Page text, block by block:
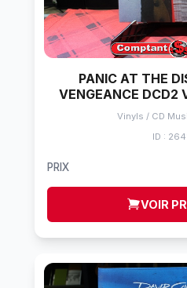
PANIC AT THE
VENGEANCE DCD2
Vinyls / CD
ID :
PRIX
VOIR